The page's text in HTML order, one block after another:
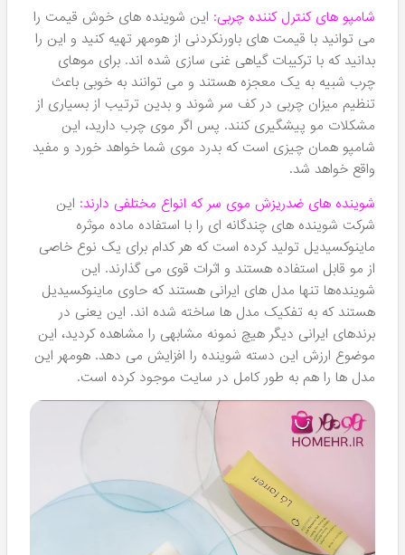
عمده محصولات Lafarrerr به دسته های زیر تقسیم می شوند:
کرم های دورچشم که با هدف حل مشکلات شایع این ناحیه
مانند تیرگی، پف و چروک ساخته شده اند. این کرم ها که فعلا در
حد 4 الی 5 محصول هستند می توانند تاثیرات جوان کننده و
شاداب کننده روی پوست اطراف چشم داشته باشند به طوریکه
سبب کاهش اثرات پیری و اصرات اشعه های UV بر روی این
نواحی حساس و ارزشمند شود.
پد های بهداشتی: این پدها برای پاکسازی پوست صورت به
بهترین شکل ممکن ساخته شده اند و این تولیدکننده با استفاده
از ترکیبات خلاقانه مانند لایه بردارهای قوی توانسته پدهای لایه
برداری تولید کند که تاثیراتی فراتر از پدهای معمولی دارند. اگر
میخواهید آرایش صورت خود را پاک کرده و در کنار آن از خواص
درمانی صاف کننده پوست صورت نیز بهره ببرید، پس ما به شما
این سری پدهای جذاب را پیشنهاد میکنیم که امتحان خود را
پس داده اند.
کرم های ترمیم کننده پوست: این کرم ها به نیت کمک به ترمیم
پوست بدن و همچنین بهبود وضعیت بافت های زخمی و
تسکین سوختگی ها ساخته شده اند. 2 عدد از این کرم ها
توسط Lafarrerr عرضه شده است که هر دو مدل در هومهر
موجود هستند.